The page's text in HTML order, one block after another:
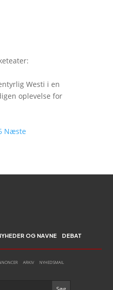
:
Westi i en
oplevelse for
Næste
OG NAVNE DEBAT
ARKIV NYHEDSMAIL